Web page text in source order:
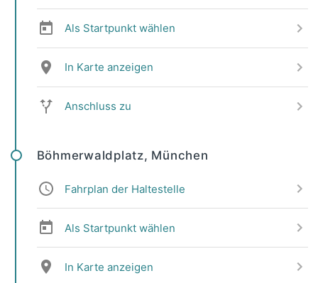
Als Startpunkt wählen
In Karte anzeigen
Anschluss zu
Böhmerwaldplatz, München
Fahrplan der Haltestelle
Als Startpunkt wählen
In Karte anzeigen